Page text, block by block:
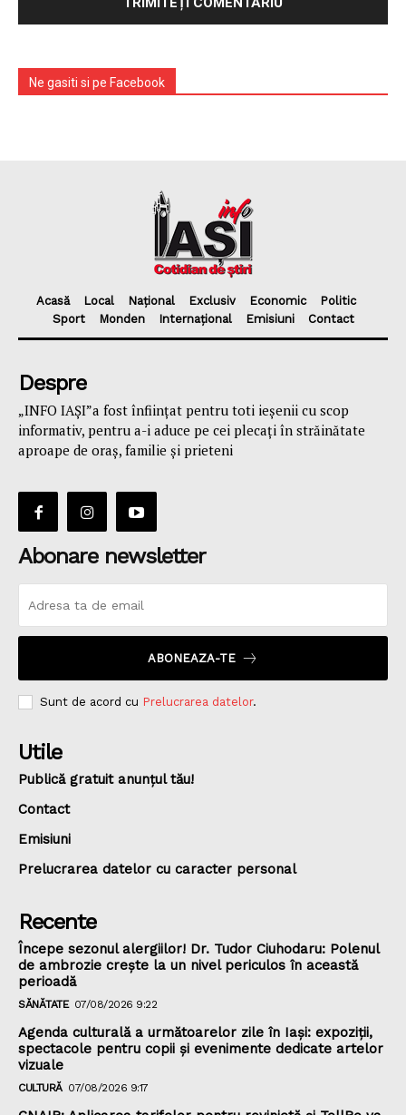
Ne gasiti si pe Facebook
Acasă Local Național Exclusiv Economic
Politic
Sport
Monden Internațional Emisiuni Contact
Despre
„INFO IAȘI”a fost înfiinţat pentru toti ieşenii cu scop
informativ, pentru a-i aduce pe cei plecaţi în străinătate
aproape de oraş, familie și prieteni
Abonare newsletter
ABONEAZA-TE
Sunt de acord cu Prelucrarea datelor.
Utile
Publică gratuit anunțul tău!
Contact
Emisiuni
Prelucrarea datelor cu caracter personal
Recente
Începe sezonul alergiilor! Dr. Tudor Ciuhodaru: Polenul
de ambrozie crește la un nivel periculos în această
perioadă
SĂNĂTATE 07/08/2026 9:22
Agenda culturală a următoarelor zile în Iași: expoziții,
spectacole pentru copii și evenimente dedicate artelor
vizuale
CULTURĂ 07/08/2026 9:17